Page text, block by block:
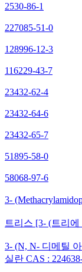
2530-86-1
227085-51-0
128996-12-3
116229-43-7
23432-62-4
23432-64-6
23432-65-7
51895-58-0
58068-97-6
3-
트리스 [3- (트리
3- (N, N- 디메틸
실란 CAS :